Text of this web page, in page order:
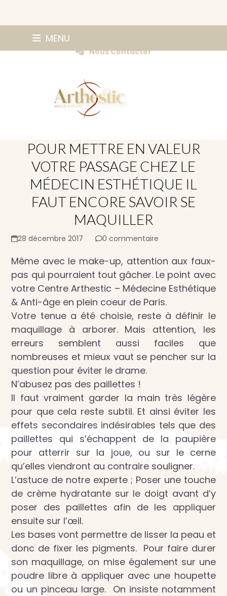
MENU
Nous Contacter
POUR METTRE EN VALEUR
VOTRE PASSAGE CHEZ LE
MÉDECIN ESTHÉTIQUE IL
FAUT ENCORE SAVOIR SE
MAQUILLER
28 décembre 2017 0 commentaire
Même avec le make-up, attention aux faux-
pas qui pourraient tout gâcher. Le point avec
votre Centre Arthestic – Médecine Esthétique
& Anti-âge en plein coeur de Paris.
Votre tenue a été choisie, reste à définir le
maquillage à arborer. Mais attention, les
erreurs semblent aussi faciles que
nombreuses et mieux vaut se pencher sur la
question pour éviter le drame.
N’abusez pas des paillettes !
Il faut vraiment garder la main très légère
pour que cela reste subtil. Et ainsi éviter les
effets secondaires indésirables tels que des
paillettes qui s’échappent de la paupière
pour atterrir sur la joue, ou sur le cerne
qu’elles viendront au contraire souligner.
L’astuce de notre experte ; Poser une touche
de crème hydratante sur le doigt avant d’y
poser des paillettes afin de les appliquer
ensuite sur l’œil.
Les bases vont permettre de lisser la peau et
donc de fixer les pigments. Pour faire durer
son maquillage, on mise également sur une
poudre libre à appliquer avec une houpette
ou un pinceau large. On insiste notamment